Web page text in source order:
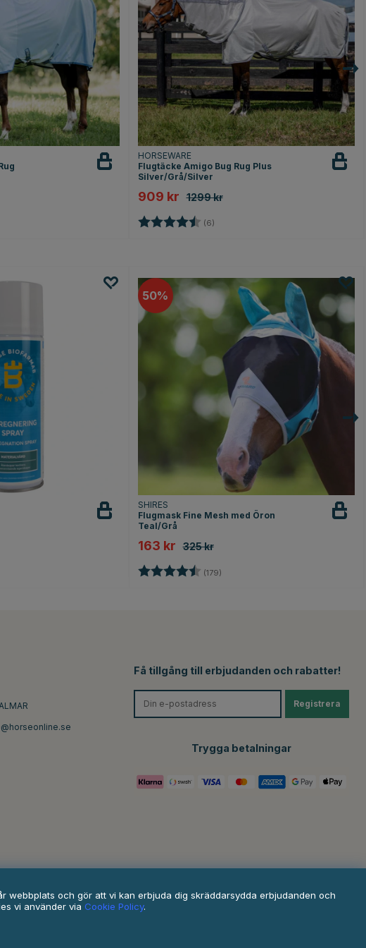
HORSEWARE
Flugtäcke Amigo Bug Rug Plus
Silver/Grå/Silver
909 kr 1299 kr
Betyg: (6)
50
SHIRES
Flugmask Fine Mesh med Öron
Teal/Grå
163 kr 325 kr
Betyg: (179)
Få tillgång till erbjudanden och rabatter!
Registrera
Trygga betalningar
webbplats och gör att vi kan erbjuda dig skräddarsydda erbjudanden och
vi använder via Cookie Policy.